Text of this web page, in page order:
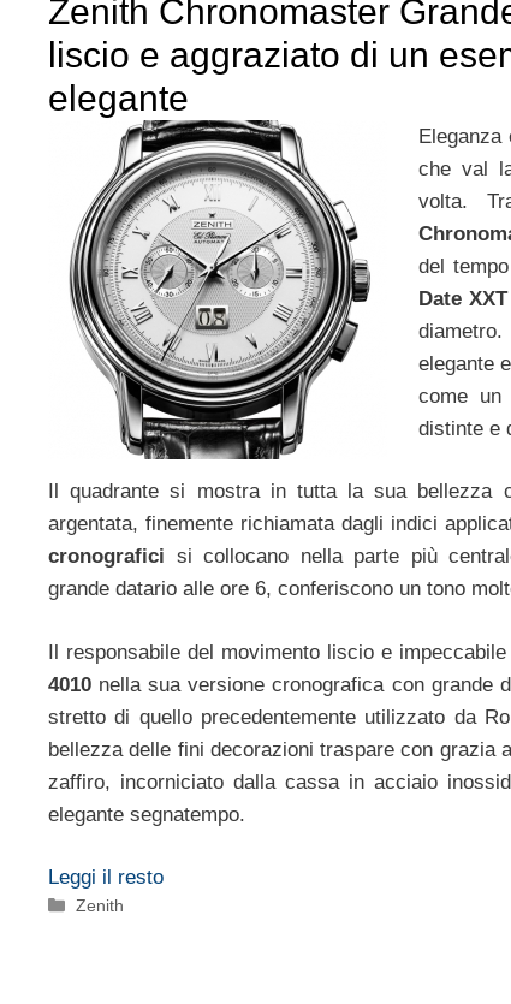
Zenith Chronomaster
liscio e aggraziato di un
elegante
che val
volta.
del
Date XXT
elegante
come
distinte e
Il quadrante si mostra in tutta la sua bellezza
argentata, finemente richiamata dagli indici
cronografici si collocano nella parte più
grande datario alle ore 6, conferiscono un tono
Il responsabile del movimento liscio e
4010 nella sua versione cronografica con grande
stretto di quello precedentemente utilizzato da
bellezza delle fini decorazioni traspare con grazia
zaffiro, incorniciato dalla cassa in acciaio
elegante segnatempo.
Leggi il resto
Categorie
Zenith